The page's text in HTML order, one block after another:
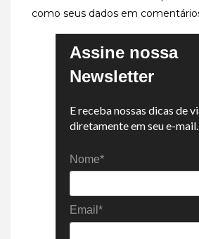
como seus dados em
Assine nossa
Newsletter
E receba nossas dicas de
diretamente em seu e-mail.
Nome*
Email*